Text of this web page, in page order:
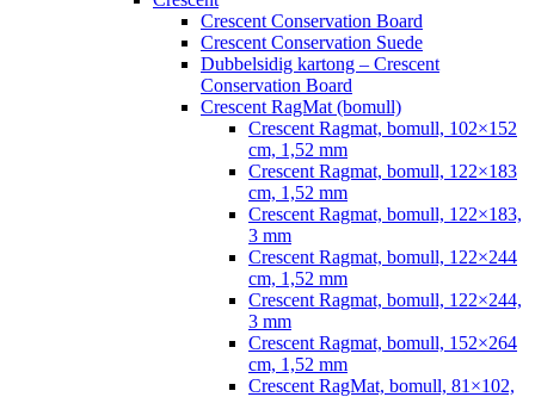
Crescent Conservation Board
Crescent Conservation Suede
Dubbelsidig kartong – Crescent
Conservation Board
Crescent RagMat (bomull)
Crescent Ragmat, bomull, 102×152
cm, 1,52 mm
Crescent Ragmat, bomull, 122×183
cm, 1,52 mm
Crescent Ragmat, bomull, 122×183,
3 mm
Crescent Ragmat, bomull, 122×244
cm, 1,52 mm
Crescent Ragmat, bomull, 122×244,
3 mm
Crescent Ragmat, bomull, 152×264
cm, 1,52 mm
Crescent RagMat, bomull, 81×102,